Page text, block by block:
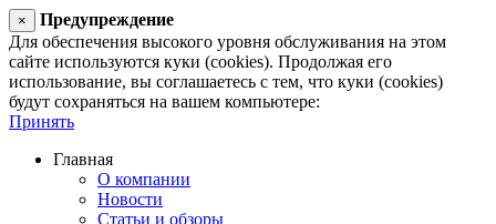
×
Предупреждение
Для обеспечения высокого уровня обслуживания на этом
сайте используются куки (cookies). Продолжая его
использование, вы соглашаетесь с тем, что куки (cookies)
будут сохраняться на вашем компьютере:
Принять
Главная
О компании
Новости
Статьи и обзоры